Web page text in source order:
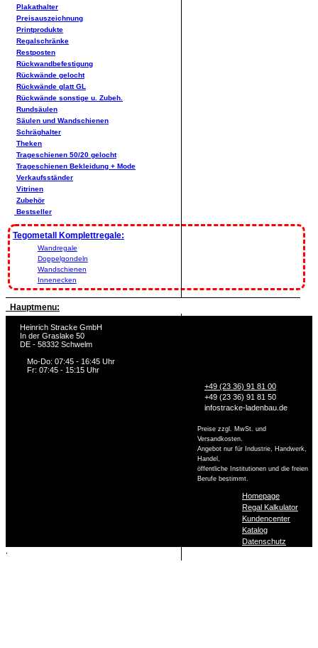
Plakathalter
Preisauszeichnung
Printprodukte
Regalschränke
Restposten
Rückwandbefestigung
Rückwände gelocht
Rückwände glatt GL
Rückwände sonstige u. Zubeh.
Rundsäulen
Säulen und Wandschienen
Schräghalter
Theken
Trageschienen 50/20 gelocht
Trageschienen Bekleidung + Mode
Verkaufsständer
Vitrinen
Zubehör
Bestseller
Tegometall Komplettregale:
Wandregale
Doppelgondeln
Wandschienen
Innenecken
Hauptmenu:
Heinrich Stracke GmbH
In der Graslake 50
DE - 58332 Schwelm
Mo-Do: 07:45 - 16:45 Uhr
Fr: 07:45 - 15:15 Uhr
+49 (23 36) 91 81 00
+49 (23 36) 91 81 50
infostracke-ladenbau.de
Preise zzgl. MwSt. und
Versandkosten.
Angebot nur für Industrie, Handwerk,
Handel,
öffentliche Institutionen und die freien
Berufe bestimmt.
Homepage
Regal Kalkulator
Kundencenter
Katalog
Datenschutz